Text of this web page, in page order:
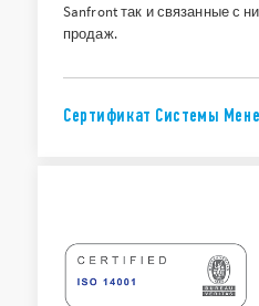
Sanfront так и связанные с
продаж.
Сертификат Системы